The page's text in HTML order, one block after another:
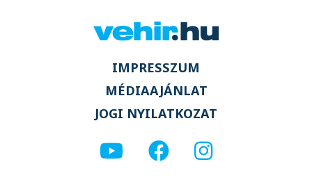
IMPRESSZUM
MÉDIAAJÁNLAT
JOGI NYILATKOZAT